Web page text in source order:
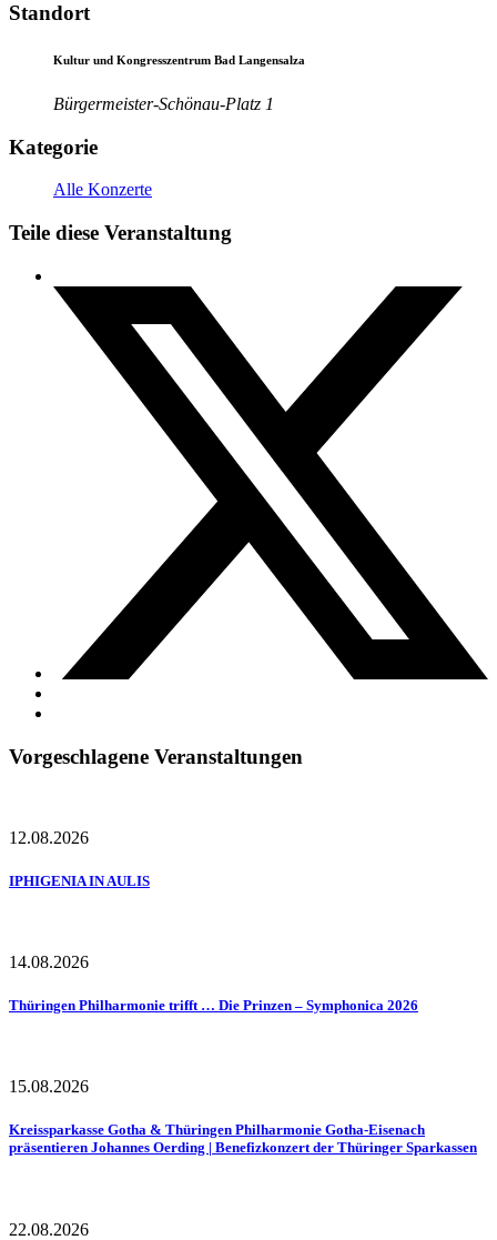
Standort
Kultur und Kongresszentrum Bad Langensalza
Bürgermeister-Schönau-Platz 1
Kategorie
Alle Konzerte
Teile diese Veranstaltung
Vorgeschlagene Veranstaltungen
12.08.2026
IPHIGENIA IN AULIS
14.08.2026
Thüringen Philharmonie trifft … Die Prinzen – Symphonica 2026
15.08.2026
Kreissparkasse Gotha & Thüringen Philharmonie Gotha-Eisenach
präsentieren Johannes Oerding | Benefizkonzert der Thüringer Sparkassen
22.08.2026